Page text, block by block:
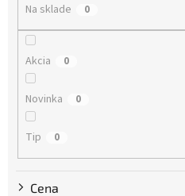
Na sklade 0
Akcia 0
Novinka 0
Tip 0
Cena